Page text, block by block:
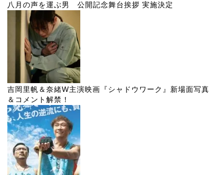
八月の声を運ぶ男 公開記念舞台挨拶 実施決定
吉岡里帆＆奈緒W主演映画『シャドウワーク』新場面写真
＆コメント解禁！